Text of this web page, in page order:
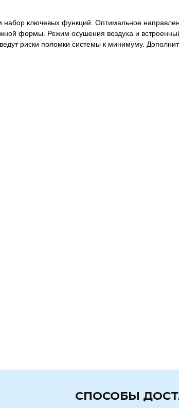
набор ключевых функций. Оптимальное
формы. Режим осушения воздуха и
риски поломки системы к минимуму.
СПОСОБЫ